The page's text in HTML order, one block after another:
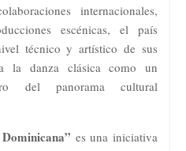
internacionales,
escénicas, el país
técnico y artístico de sus
la danza clásica como un
del panorama cultural
es una iniciativa